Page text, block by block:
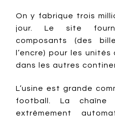
On y fabrique trois
jour. Le site
composants (des
l’encre) pour les
dans les autres
L’usine est grande
football. La
extrêmement